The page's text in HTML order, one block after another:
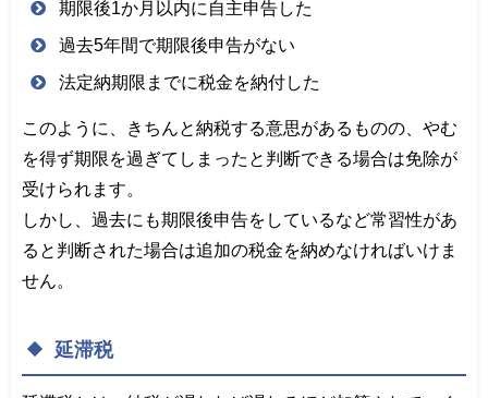
期限後1か月以内に自主申告した
過去5年間で期限後申告がない
法定納期限までに税金を納付した
このように、きちんと納税する意思があるものの、やむ
を得ず期限を過ぎてしまったと判断できる場合は免除が
受けられます。
しかし、過去にも期限後申告をしているなど常習性があ
ると判断された場合は追加の税金を納めなければいけま
せん。
延滞税